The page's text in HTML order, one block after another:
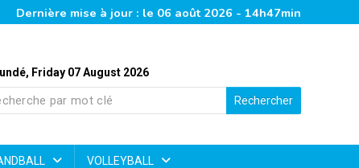
Dernière mise à jour : le 06 août 2026 - 14h47min
Friday 07 August 2026
Rechercher
VOLLEYBALL